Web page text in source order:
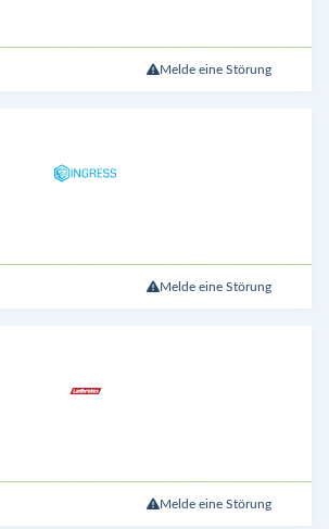
Melde eine Störung
Melde eine Störung
Melde eine Störung